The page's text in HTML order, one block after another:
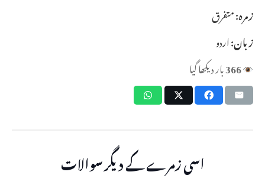
زمرہ:متفرق
زبان:اردو
366بار دیکھا گیا
اسی زمرے کے دیگر سوالات